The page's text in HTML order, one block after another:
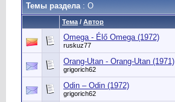
Темы раздела: O
Тема / Автор
Omega - Élő Omega (1972)
ruskuz77
Orang-Utan - Orang-Utan (1971)
grigorich62
Odin – Odin (1972)
grigorich62